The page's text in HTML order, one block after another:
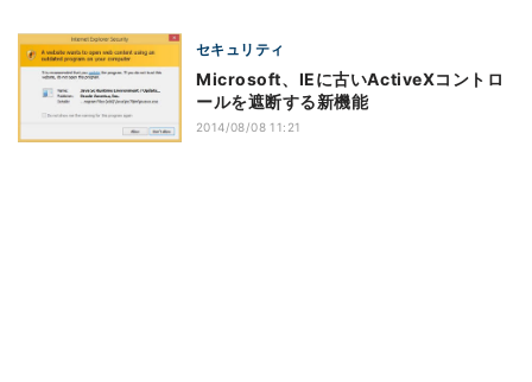
セキュリティ
Microsoft、IEに古いActiveXコントロ
ールを遮断する新機能
2014/08/08 11:21